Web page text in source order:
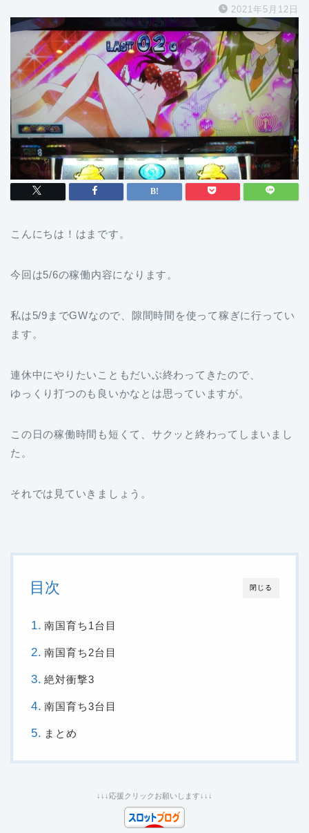
2021年5月12日
こんにちは！はまです。
今回は5/6の稼働内容になります。
私は5/9までGWなので、隙間時間を使って稼ぎに行ってい
ます。
連休中にやりたいこともだいぶ終わってきたので、
ゆっくり打つのも良いかなとは思っていますが。
この日の稼働時間も短くて、サクッと終わってしまいまし
た。
それでは見ていきましょう。
閉じる
目次
南国育ち1台目
南国育ち2台目
絶対衝撃3
南国育ち3台目
まとめ
↓↓↓応援クリックお願いします↓↓↓